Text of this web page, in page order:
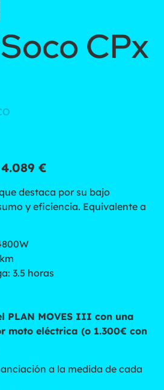
CPx
€
destaca por su bajo
y eficiencia. Equivalente a
3.5 horas
PLAN MOVES III con una
moto eléctrica (o 1.300€ con
a la medida de cada